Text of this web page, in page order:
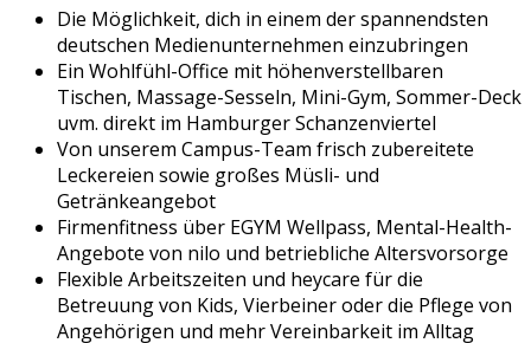
Die Möglichkeit, dich in einem der spannendsten
deutschen Medienunternehmen einzubringen
Ein Wohlfühl-Office mit höhenverstellbaren
Tischen, Massage-Sesseln, Mini-Gym, Sommer-Deck
uvm. direkt im Hamburger Schanzenviertel
Von unserem Campus-Team frisch zubereitete
Leckereien sowie großes Müsli- und
Getränkeangebot
Firmenfitness über EGYM Wellpass, Mental-Health-
Angebote von nilo und betriebliche Altersvorsorge
Flexible Arbeitszeiten und heycare für die
Betreuung von Kids, Vierbeiner oder die Pflege von
Angehörigen und mehr Vereinbarkeit im Alltag